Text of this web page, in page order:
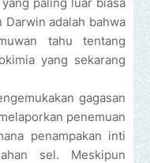
adalah bahwa
tahu tentang
yang sekarang
gagasan
penemuan
penampakan inti
sel. Meskipun